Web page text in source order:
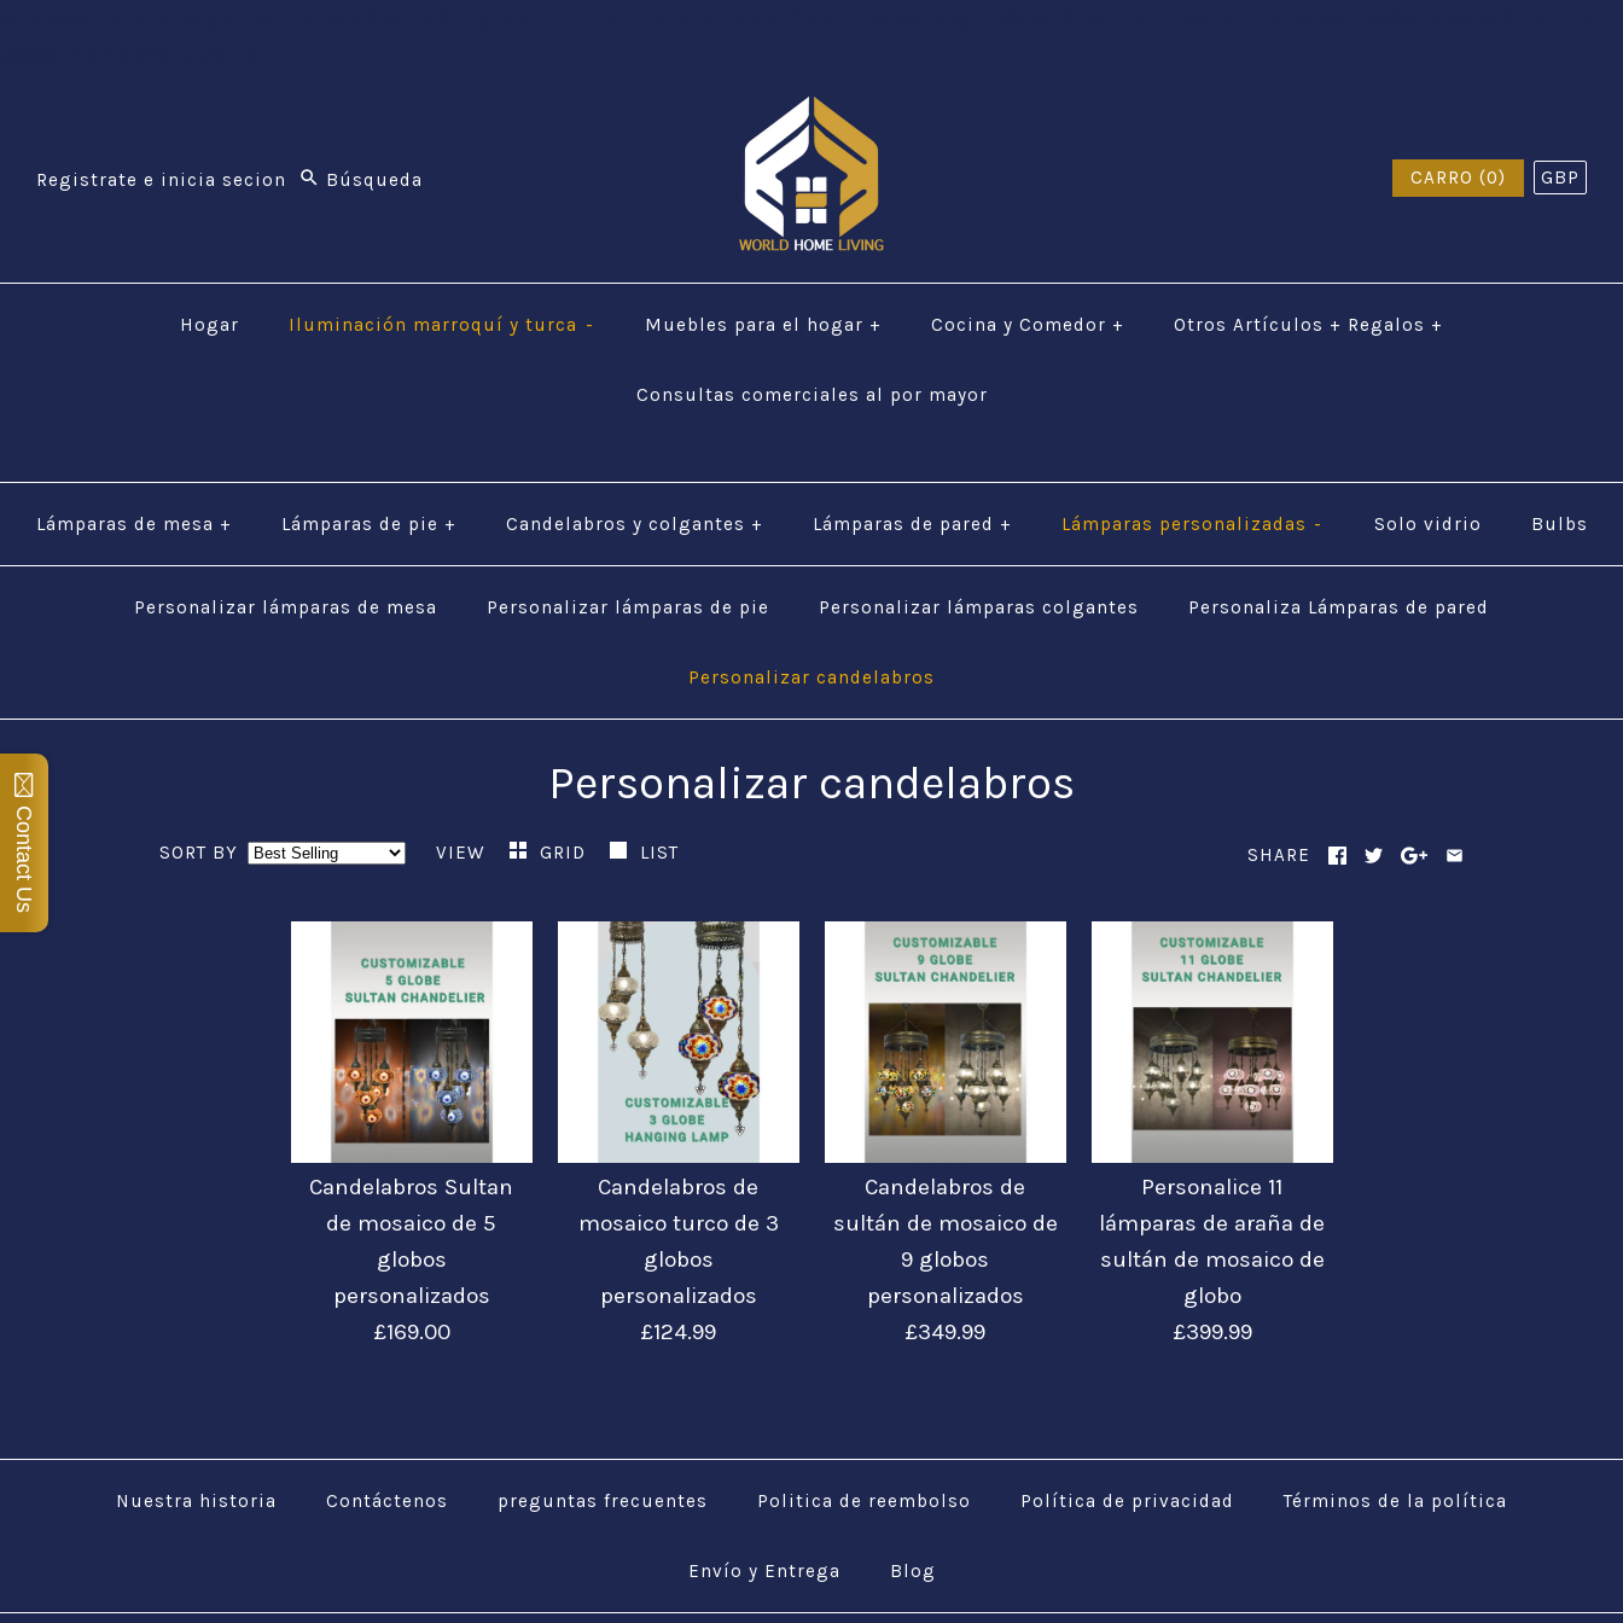
Registrate e inicia secion CARRO (0) GBP
Hogar Iluminación marroquí y turca - Muebles para el hogar + Cocina y Comedor + Otros Artículos + Regalos +
Consultas comerciales al por mayor
Lámparas de mesa + Lámparas de pie + Candelabros y colgantes + Lámparas de pared + Lámparas personalizadas - Solo vidrio Bulbs
Personalizar lámparas de mesa Personalizar lámparas de pie Personalizar lámparas colgantes Personaliza Lámparas de pared
Personalizar candelabros
Personalizar candelabros
SORT BY VIEW GRID LIST SHARE
Candelabros Sultan
de mosaico de 5
globos
personalizados
£169.00
Imágenes /1 /3 /4 /5
Candelabros Sultan de
mosaico de 5 globos
personalizados
Candelabros de
mosaico turco de 3
globos
personalizados
£124.99
Imágenes /1 /3 /4 /5
Candelabros de mosaico
turco de 3 globos
personalizados
Candelabros de
sultán de mosaico de
9 globos
personalizados
£349.99
Imágenes /1 / 3 /4 /5 /6
Candelabros de sultán de
mosaico de 9 globos
personalizados
Personalice 11
lámparas de araña de
sultán de mosaico de
globo
£399.99
Imágenes /1 / 3 /4 /5 /6
Personalice 11 lámparas de
araña de sultán de mosaico
de globo
Nuestra historia Contáctenos preguntas frecuentes Politica de reembolso Política de privacidad Términos de la política
Envío y Entrega Blog
Contact Us